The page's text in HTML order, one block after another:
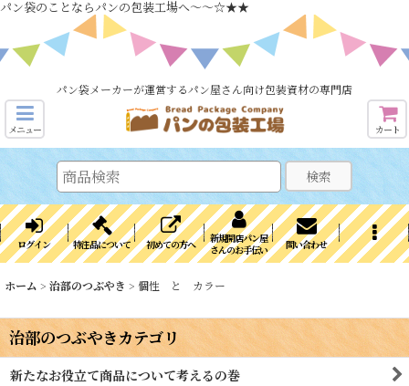
パン袋のことならパンの包装工場へ～～☆★★
パン袋メーカーが運営するパン屋さん向け包装資材の専門店
メニュー カート
検索
ログイン 特注品について 初めての方へ
新規開店パン屋
さんのお手伝い
問い合わせ
ホーム > 治部のつぶやき > 個性 と カラー
治部のつぶやきカテゴリ
新たなお役立て商品について考えるの巻